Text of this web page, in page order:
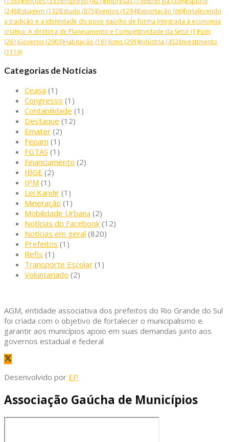
(248)Estiagem (132)Estudo (875)Eventos (1294)Exportação (66)fortalecendo
a tradição e a identidade do povo gaúcho de forma integrada à economia
criativa. A diretora de Planejamento e Competitividade da Setur (1)Fpm
(261)Governo (2903)Habitação (161)Icms (291)Indústria (452)Investimento
(1119)
Categorias de Notícias
Ceasa (1)
Congresso (1)
Contabilidade (1)
Destaque (12)
Emater (2)
Fepam (1)
FGTAS (1)
Financiamento (2)
IBGE (2)
IPM (1)
Lei Kandir (1)
Mineração (1)
Mobilidade Urbana (2)
Notícias do Facebook (12)
Notícias em geral (820)
Prefeitos (1)
Refis (1)
Transporte Escolar (1)
Voluntariado (2)
AGM, entidade associativa dos prefeitos do Rio Grande do Sul
foi criada com o objetivo de fortalecer o municipalismo e
garantir aos municípios apoio em suas demandas junto aos
governos estadual e federal
Desenvolvido por EP
Associação Gaúcha de Municípios